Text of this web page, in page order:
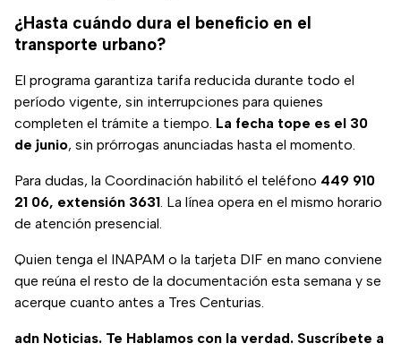
¿Hasta cuándo dura el beneficio en el
transporte urbano?
El programa garantiza tarifa reducida durante todo el
período vigente, sin interrupciones para quienes
completen el trámite a tiempo. La fecha tope es el 30
de junio, sin prórrogas anunciadas hasta el momento.
Para dudas, la Coordinación habilitó el teléfono 449 910
21 06, extensión 3631. La línea opera en el mismo horario
de atención presencial.
Quien tenga el INAPAM o la tarjeta DIF en mano conviene
que reúna el resto de la documentación esta semana y se
acerque cuanto antes a Tres Centurias.
adn Noticias. Te Hablamos con la verdad. Suscríbete a